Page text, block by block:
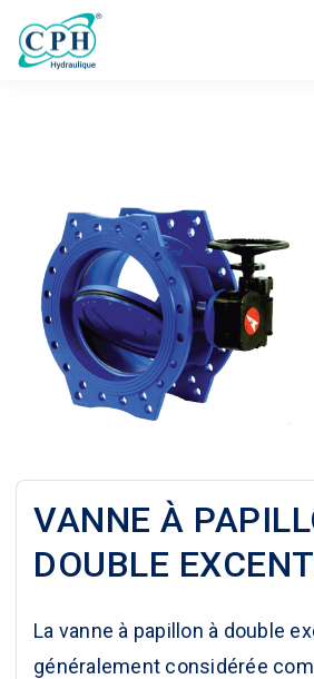
VANNE À
DOUBLE
La vanne à papillon à double
généralement considérée